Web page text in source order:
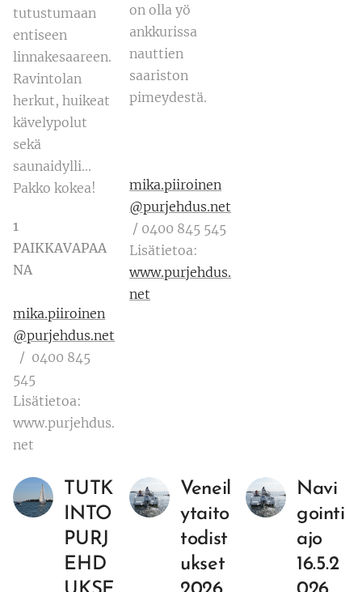
tutustumaan
entiseen
linnakesaareen.
Ravintolan
herkut, huikeat
kävelypolut
sekä
saunaidylli...
Pakko kokea!
1
PAIKKAVAPAA
NA
mika.piiroinen
@purjehdus.net
/ 0400 845
545
Lisätietoa:
www.purjehdus.
net
on olla yö
ankkurissa
nauttien
saariston
pimeydestä.
mika.piiroinen
@purjehdus.net
/ 0400 845 545
Lisätietoa:
www.purjehdus.
net
TUTK
INTO
PURJ
EHD
Veneil
ytaito
todist
ukset
Navi
gointi
ajo
16.5.2